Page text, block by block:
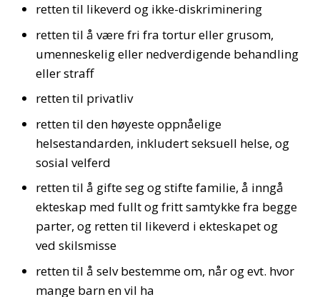
retten til likeverd og ikke-diskriminering
retten til å være fri fra tortur eller grusom,
umenneskelig eller nedverdigende behandling
eller straff
retten til privatliv
retten til den høyeste oppnåelige
helsestandarden, inkludert seksuell helse, og
sosial velferd
retten til å gifte seg og stifte familie, å inngå
ekteskap med fullt og fritt samtykke fra begge
parter, og retten til likeverd i ekteskapet og
ved skilsmisse
retten til å selv bestemme om, når og evt. hvor
mange barn en vil ha